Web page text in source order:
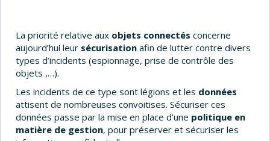
La priorité relative aux objets connectés concerne
aujourd’hui leur sécurisation afin de lutter contre divers
types d’incidents (espionnage, prise de contrôle des
objets ,…).
Les incidents de ce type sont légions et les données
attisent de nombreuses convoitises. Sécuriser ces
données passe par la mise en place d’une politique en
matière de gestion, pour préserver et sécuriser les